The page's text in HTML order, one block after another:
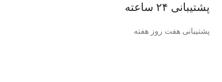
پشتیبانی ۲۴ ساعته
پشتیبانی هفت روز هفته